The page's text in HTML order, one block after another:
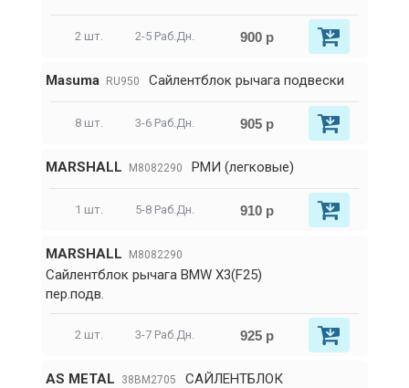
2 шт. 2-5 Раб.Дн. 900 р
Masuma RU950 Сайлентблок рычага подвески
8 шт. 3-6 Раб.Дн. 905 р
MARSHALL M8082290 РМИ (легковые)
1 шт. 5-8 Раб.Дн. 910 р
MARSHALL M8082290
Сайлентблок рычага BMW X3(F25)
пер.подв.
2 шт. 3-7 Раб.Дн. 925 р
AS METAL 38BM2705 САЙЛЕНТБЛОК